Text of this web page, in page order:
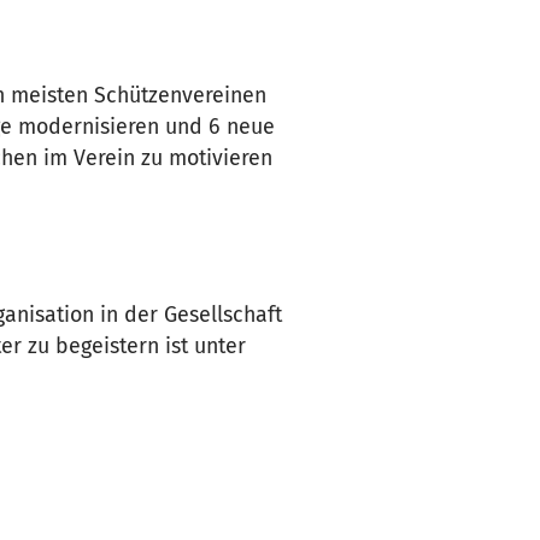
Schützenvereinen
modernisieren und 6 neue
im Verein zu motivieren
in der Gesellschaft
zu begeistern ist unter